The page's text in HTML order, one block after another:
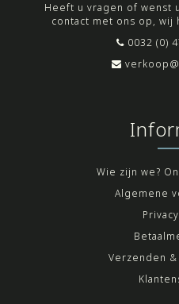
Heeft u vragen of wenst
contact met ons op,
0032 (0)
Wie zijn we?
Algemene
Verzenden